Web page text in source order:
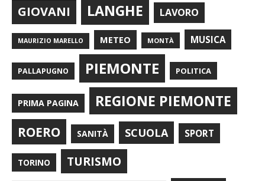
GIOVANI LANGHE LAVORO
MAURIZIO MARELLO METEO MONTÀ MUSICA
PALLAPUGNO PIEMONTE POLITICA
PRIMA PAGINA REGIONE PIEMONTE
ROERO SANITÀ SCUOLA SPORT
TORINO TURISMO